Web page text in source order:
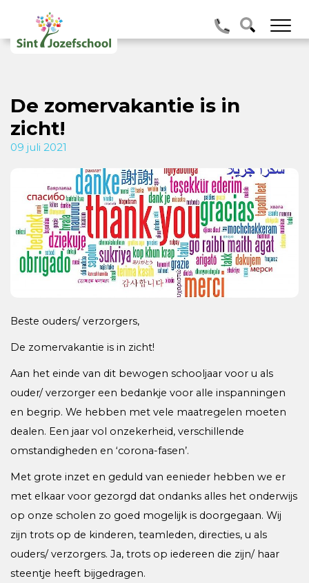
De zomervakantie is in
zicht!
09 juli 2021
Beste ouders/ verzorgers,
De zomervakantie is in zicht!
Aan het einde van dit bewogen schooljaar voor u als
ouder/ verzorger een bedankje voor alle inspanningen
en begrip. We hebben met vele maatregelen moeten
dealen. Een jaar vol onzekerheid, verschillende
omstandigheden en ‘corona-fasen’.
Met grote inzet en geduld van eenieder hebben we er
met elkaar voor gezorgd dat ondanks alles het onderwijs
op onze scholen zo goed mogelijk is doorgegaan. Wij
zijn trots op de kinderen, teamleden, directies, u als
ouders/ verzorgers. Ja, trots op iedereen die zijn/ haar
steentje heeft bijgedragen.